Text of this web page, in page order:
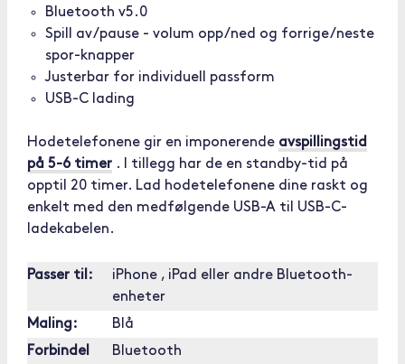
Bluetooth v5.0
Spill av/pause - volum opp/ned og forrige/neste
spor-knapper
Justerbar for individuell passform
USB-C lading
Hodetelefonene gir en imponerende avspillingstid
på 5-6 timer . I tillegg har de en standby-tid på
opptil 20 timer. Lad hodetelefonene dine raskt og
enkelt med den medfølgende USB-A til USB-C-
ladekabelen.
Passer til:
iPhone , iPad eller andre Bluetooth-
enheter
Maling:
Blå
Forbindel
Bluetooth